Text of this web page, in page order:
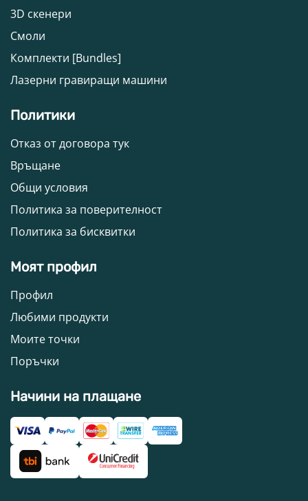
3D скенери
Смоли
Комплекти [Bundles]
Лазерни гравиращи машини
Политики
Отказ от договора тук
Връщане
Общи условия
Политика за поверителност
Политика за бисквитки
Моят профил
Профил
Любими продукти
Моите точки
Поръчки
Начини на плащане